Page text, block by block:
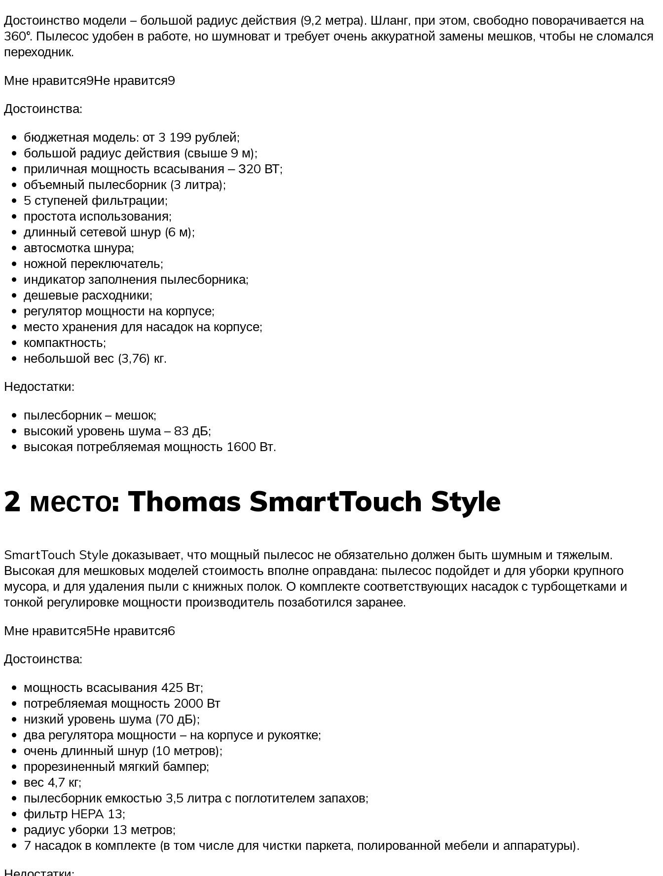
Достоинство модели – большой радиус действия (9,2 метра). Шланг, при этом, свободно поворачивается на
360°. Пылесос удобен в работе, но шумноват и требует очень аккуратной замены мешков, чтобы не сломался
переходник.
Мне нравится9Не нравится9
Достоинства:
бюджетная модель: от 3 199 рублей;
большой радиус действия (свыше 9 м);
приличная мощность всасывания ‒ З20 ВТ;
объемный пылесборник (3 литра);
5 ступеней фильтрации;
простота использования;
длинный сетевой шнур (6 м);
автосмотка шнура;
ножной переключатель;
индикатор заполнения пылесборника;
дешевые расходники;
регулятор мощности на корпусе;
место хранения для насадок на корпусе;
компактность;
небольшой вес (3,76) кг.
Недостатки:
пылесборник – мешок;
высокий уровень шума – 83 дБ;
высокая потребляемая мощность 1600 Вт.
2 место: Thomas SmartTouch Style
SmartTouch Style доказывает, что мощный пылесос не обязательно должен быть шумным и тяжелым.
Высокая для мешковых моделей стоимость вполне оправдана: пылесос подойдет и для уборки крупного
мусора, и для удаления пыли с книжных полок. О комплекте соответствующих насадок с турбощетками и
тонкой регулировке мощности производитель позаботился заранее.
Мне нравится5Не нравится6
Достоинства:
мощность всасывания 425 Вт;
потребляемая мощность 2000 Вт
низкий уровень шума (70 дБ);
два регулятора мощности – на корпусе и рукоятке;
очень длинный шнур (10 метров);
прорезиненный мягкий бампер;
вес 4,7 кг;
пылесборник емкостью 3,5 литра с поглотителем запахов;
фильтр HEPA 13;
радиус уборки 13 метров;
7 насадок в комплекте (в том числе для чистки паркета, полированной мебели и аппаратуры).